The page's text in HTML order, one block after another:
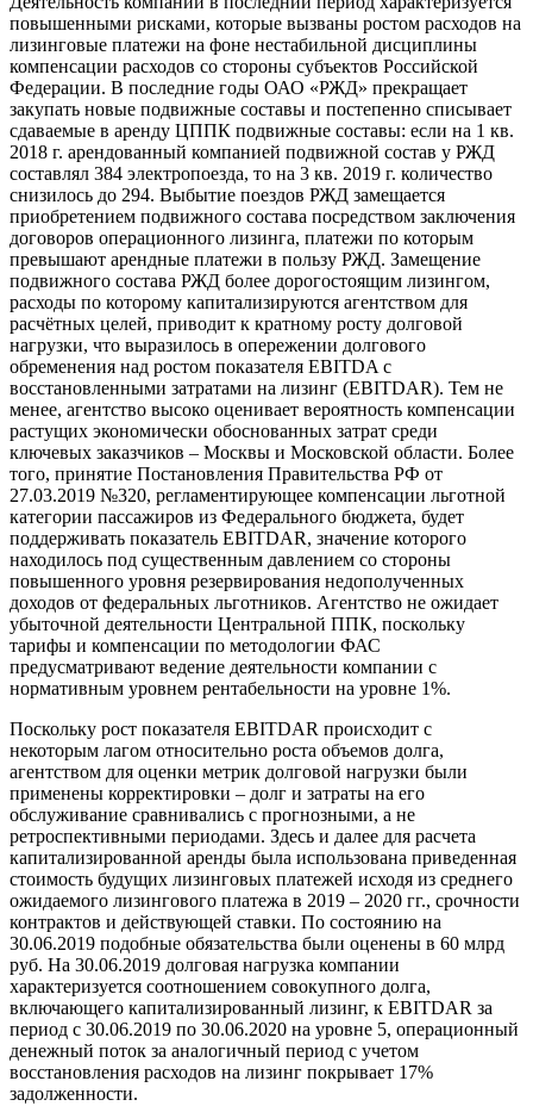
повышенными рисками, которые вызваны ростом расходов на
лизинговые платежи на фоне нестабильной дисциплины
компенсации расходов со стороны субъектов Российской
Федерации. В последние годы ОАО «РЖД» прекращает
закупать новые подвижные составы и постепенно списывает
сдаваемые в аренду ЦППК подвижные составы: если на 1 кв.
2018 г. арендованный компанией подвижной состав у РЖД
составлял 384 электропоезда, то на 3 кв. 2019 г. количество
снизилось до 294. Выбытие поездов РЖД замещается
приобретением подвижного состава посредством заключения
договоров операционного лизинга, платежи по которым
превышают арендные платежи в пользу РЖД. Замещение
подвижного состава РЖД более дорогостоящим лизингом,
расходы по которому капитализируются агентством для
расчётных целей, приводит к кратному росту долговой
нагрузки, что выразилось в опережении долгового
обременения над ростом показателя EBITDA с
восстановленными затратами на лизинг (EBITDAR). Тем не
менее, агентство высоко оценивает вероятность компенсации
растущих экономически обоснованных затрат среди
ключевых заказчиков – Москвы и Московской области. Более
того, принятие Постановления Правительства РФ от
27.03.2019 №320, регламентирующее компенсации льготной
категории пассажиров из Федерального бюджета, будет
поддерживать показатель EBITDAR, значение которого
находилось под существенным давлением со стороны
повышенного уровня резервирования недополученных
доходов от федеральных льготников. Агентство не ожидает
убыточной деятельности Центральной ППК, поскольку
тарифы и компенсации по методологии ФАС
предусматривают ведение деятельности компании с
нормативным уровнем рентабельности на уровне 1%.
Поскольку рост показателя EBITDAR происходит с
некоторым лагом относительно роста объемов долга,
агентством для оценки метрик долговой нагрузки были
применены корректировки – долг и затраты на его
обслуживание сравнивались с прогнозными, а не
ретроспективными периодами. Здесь и далее для расчета
капитализированной аренды была использована приведенная
стоимость будущих лизинговых платежей исходя из среднего
ожидаемого лизингового платежа в 2019 – 2020 гг., срочности
контрактов и действующей ставки. По состоянию на
30.06.2019 подобные обязательства были оценены в 60 млрд
руб. На 30.06.2019 долговая нагрузка компании
характеризуется соотношением совокупного долга,
включающего капитализированный лизинг, к EBITDAR за
период с 30.06.2019 по 30.06.2020 на уровне 5, операционный
денежный поток за аналогичный период с учетом
восстановления расходов на лизинг покрывает 17%
задолженности.